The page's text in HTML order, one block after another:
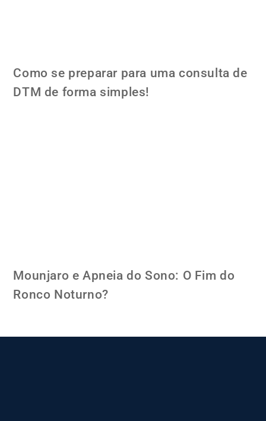
Como se preparar para uma consulta de
DTM de forma simples!
Mounjaro e Apneia do Sono: O Fim do
Ronco Noturno?